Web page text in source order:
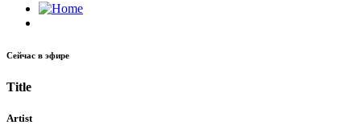
Сейчас в эфире
Title
Artist